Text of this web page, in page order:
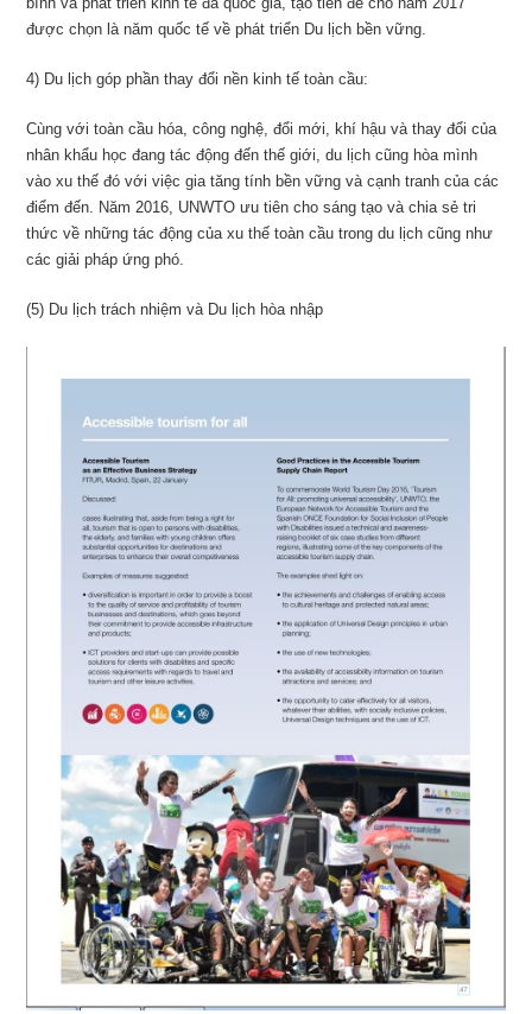
được chọn là năm quốc tế về phát triển Du lịch bền vững.
4) Du lịch góp phần thay đổi nền kinh tế toàn cầu:
Cùng với toàn cầu hóa, công nghệ, đổi mới, khí hậu và thay đổi của
nhân khẩu học đang tác động đến thế giới, du lịch cũng hòa mình
vào xu thế đó với việc gia tăng tính bền vững và cạnh tranh của các
điểm đến. Năm 2016, UNWTO ưu tiên cho sáng tạo và chia sẻ tri
thức về những tác động của xu thế toàn cầu trong du lịch cũng như
các giải pháp ứng phó.
(5) Du lịch trách nhiệm và Du lịch hòa nhập